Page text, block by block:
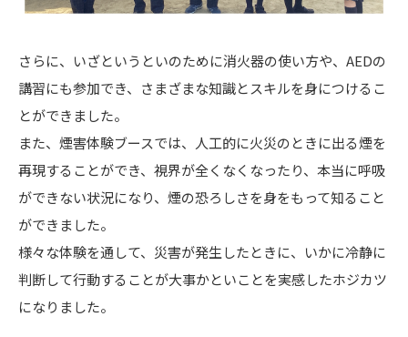
さらに、いざというといのために消火器の使い方や、AEDの
講習にも参加でき、さまざまな知識とスキルを身につけるこ
とができました。
また、煙害体験ブースでは、人工的に火災のときに出る煙を
再現することができ、視界が全くなくなったり、本当に呼吸
ができない状況になり、煙の恐ろしさを身をもって知ること
ができました。
様々な体験を通して、災害が発生したときに、いかに冷静に
判断して行動することが大事かといことを実感したホジカツ
になりました。